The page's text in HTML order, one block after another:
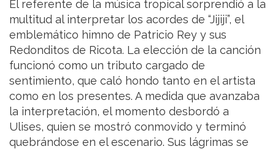
El referente de la música tropical sorprendió a la
multitud al interpretar los acordes de “Jijiji”, el
emblemático himno de Patricio Rey y sus
Redonditos de Ricota. La elección de la canción
funcionó como un tributo cargado de
sentimiento, que caló hondo tanto en el artista
como en los presentes. A medida que avanzaba
la interpretación, el momento desbordó a
Ulises, quien se mostró conmovido y terminó
quebrándose en el escenario. Sus lágrimas se